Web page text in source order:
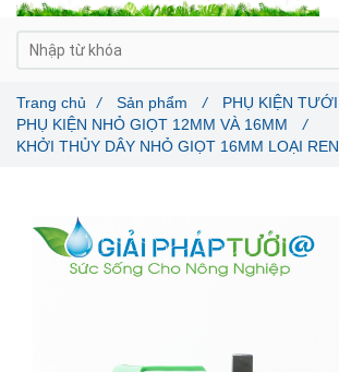
Trang chủ / Sản phẩm / PHỤ KIỆN TƯỚI
PHỤ KIỆN NHỎ GIỌT 12MM VÀ 16MM
/
KHỞI THỦY DÂY NHỎ GIỌT 16MM LOẠI REN